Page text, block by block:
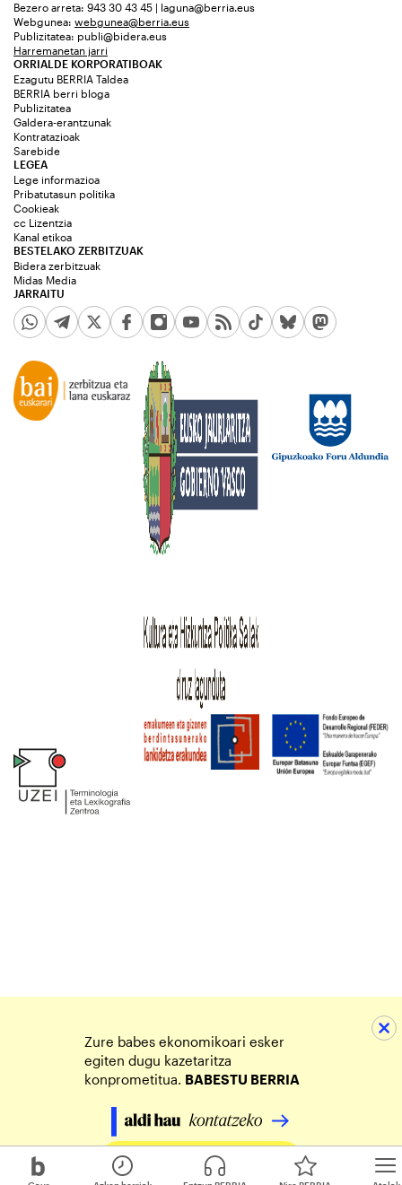
Bezero arreta: 943 30 43 45 | laguna@berria.eus
Webgunea: webgunea@berria.eus
Publizitatea: publi@bidera.eus
Harremanetan jarri
ORRIALDE KORPORATIBOAK
Ezagutu BERRIA Taldea
BERRIA berri bloga
Publizitatea
Galdera-erantzunak
Kontratazioak
Sarebide
JARRAITU
LEGEA
Lege informazioa
Pribatutasun politika
Cookieak
cc Lizentzia
Kanal etikoa
BESTELAKO ZERBITZUAK
Bidera zerbitzuak
Midas Media
Zure babes ekonomikoari esker
egiten dugu kazetaritza
konprometitua. BABESTU BERRIA
Egin zure ekarpena